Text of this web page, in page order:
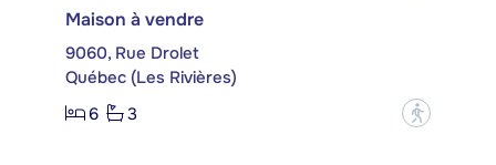
Maison à vendre
9060, Rue Drolet
Québec (Les Rivières)
6
3 ?